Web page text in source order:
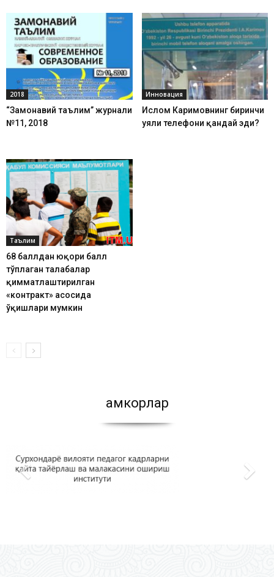
2018
“Замонавий таълим” журнали
№11, 2018
Инновация
Ислом Каримовнинг биринчи
уяли телефони қандай эди?
Таълим
68 баллдан юқори балл
тўплаган талабалар
қимматлаштирилган
«контракт» асосида
ўқишлари мумкин
Ҳамкорлар